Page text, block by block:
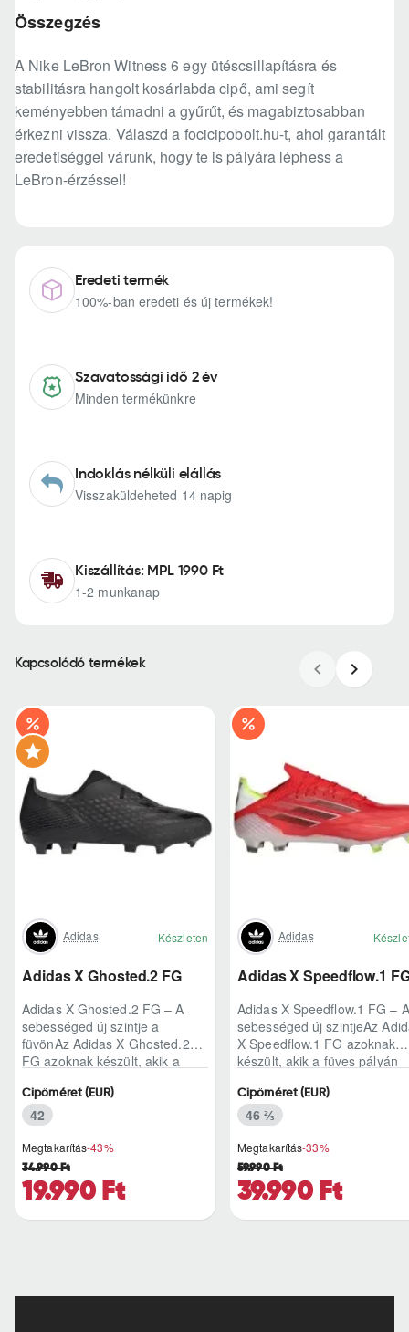
Összegzés
A Nike LeBron Witness 6 egy ütéscsillapításra és
stabilitásra hangolt kosárlabda cipő, ami segít
keményebben támadni a gyűrűt, és magabiztosabban
érkezni vissza. Válaszd a focicipobolt.hu-t, ahol garantált
eredetiséggel várunk, hogy te is pályára léphess a
LeBron-érzéssel!
Eredeti termék
100%-ban eredeti és új termékek!
Szavatossági idő 2 év
Minden termékünkre
Indoklás nélküli elállás
Visszaküldeheted 14 napig
Kiszállítás: MPL 1990 Ft
1-2 munkanap
Kapcsolódó termékek
Adidas Készleten
Adidas X Ghosted.2 FG
Adidas X Ghosted.2 FG – A
sebességed új szintje a
füvönAz Adidas X Ghosted.2
FG azoknak készült, akik a
pillanataiban is azonnal r..
Megtakarítás-43%
19.990 Ft
34.990 Ft
Cipőméret (EUR)
42
Adidas
Adidas X Speedflow.1
Adidas X Speedflow.1 FG – A
sebességed új szintjeAz
X Speedflow.1 FG azoknak
készült, akik a füves pályán
ritmust diktál..
Megtakarítás-33%
39.990 Ft
59.990 Ft
Cipőméret (EUR)
46 ⅔